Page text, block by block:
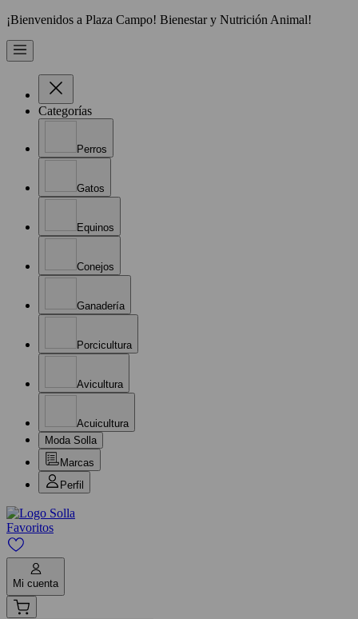
¡Bienvenidos a Plaza Campo! Bienestar y Nutrición Animal!
Categorías
Perros
Gatos
Equinos
Conejos
Ganadería
Porcicultura
Avicultura
Acuicultura
Moda Solla
Marcas
Perfil
Favoritos
Mi cuenta